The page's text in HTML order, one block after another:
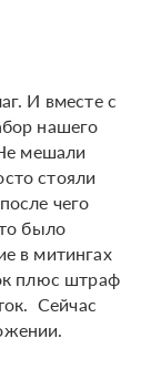
И вместе с
нашего
мешали
стояли
чего
было
в митингах
плюс штраф
Сейчас